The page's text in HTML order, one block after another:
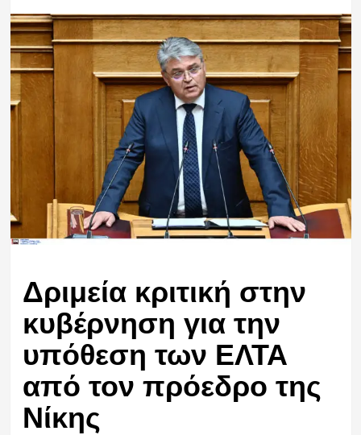
Δριμεία κριτική στην
κυβέρνηση για την
υπόθεση των ΕΛΤΑ
από τον πρόεδρο της
Νίκης